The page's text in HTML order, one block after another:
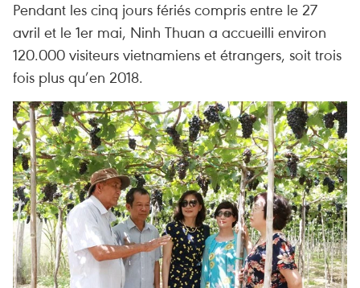
Pendant les cinq jours fériés compris entre le 27
avril et le 1er mai, Ninh Thuan a accueilli environ
120.000 visiteurs vietnamiens et étrangers, soit trois
fois plus qu’en 2018.